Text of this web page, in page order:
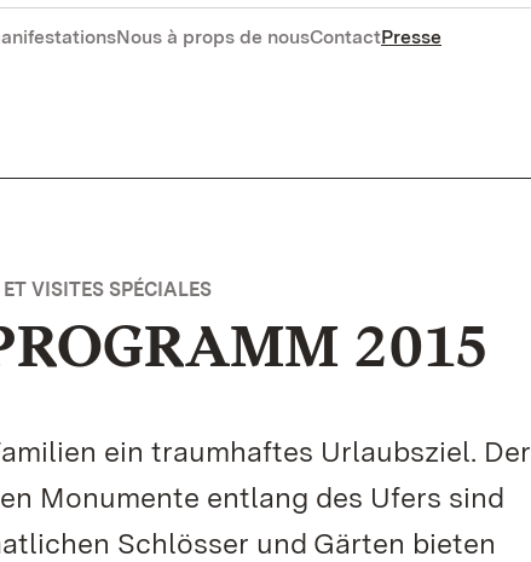
Nous à props de nousContactPresse
VISITES SPÉCIALES
2015
ein traumhaftes Urlaubsziel. Der
Monumente entlang des Ufers sind
Schlösser und Gärten bieten